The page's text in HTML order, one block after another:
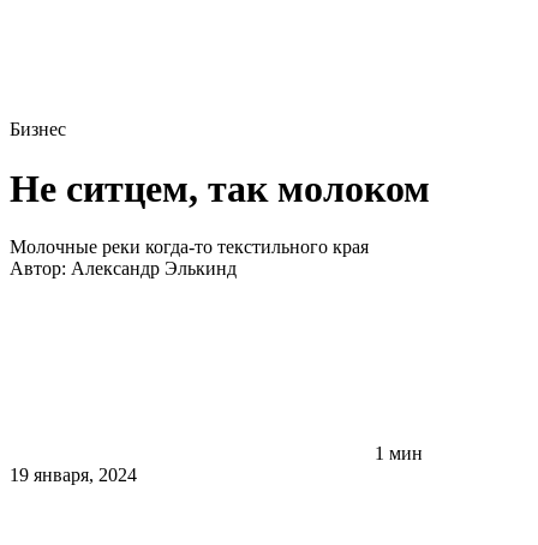
Бизнес
Не ситцем, так молоком
Молочные реки когда-то текстильного края
Автор: Александр Элькинд
1 мин
19 января, 2024